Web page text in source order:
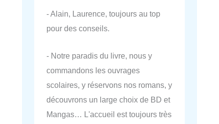
- Alain, Laurence, toujours au top
pour des conseils.
- Notre paradis du livre, nous y
commandons les ouvrages
scolaires, y réservons nos romans, y
découvrons un large choix de BD et
Mangas… L'accueil est toujours très